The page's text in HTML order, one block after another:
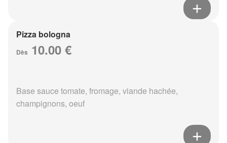
Pizza bologna
Dès 10.00 €
Base sauce tomate, fromage, viande hachée,
champignons, oeuf